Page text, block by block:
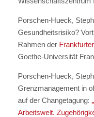
Porschen-Hueck,
Gesundheitsrisiko?
Rahmen der
Goethe-Universität
Porschen-Hueck,
Grenzmanagement in
auf der Changetagung:
Arbeitswelt.